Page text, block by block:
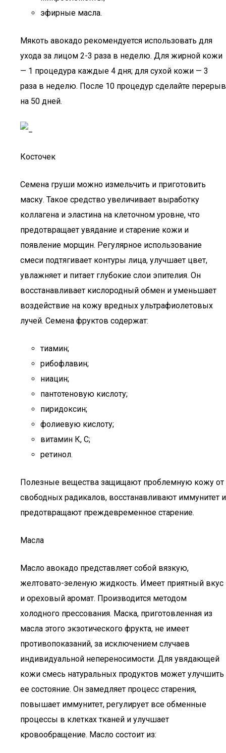
эфирные масла.
Мякоть авокадо рекомендуется использовать для
ухода за лицом 2-3 раза в неделю. Для жирной кожи
— 1 процедура каждые 4 дня; для сухой кожи — 3
раза в неделю. После 10 процедур сделайте перерыв
на 50 дней.
Косточек
Семена груши можно измельчить и приготовить
маску. Такое средство увеличивает выработку
коллагена и эластина на клеточном уровне, что
предотвращает увядание и старение кожи и
появление морщин. Регулярное использование
смеси подтягивает контуры лица, улучшает цвет,
увлажняет и питает глубокие слои эпителия. Он
восстанавливает кислородный обмен и уменьшает
воздействие на кожу вредных ультрафиолетовых
лучей. Семена фруктов содержат:
тиамин;
рибофлавин;
ниацин;
пантотеновую кислоту;
пиридоксин;
фолиевую кислоту;
витамин К, С;
ретинол.
Полезные вещества защищают проблемную кожу от
свободных радикалов, восстанавливают иммунитет и
предотвращают преждевременное старение.
Масла
Масло авокадо представляет собой вязкую,
желтовато-зеленую жидкость. Имеет приятный вкус
и ореховый аромат. Производится методом
холодного прессования. Маска, приготовленная из
масла этого экзотического фрукта, не имеет
противопоказаний, за исключением случаев
индивидуальной непереносимости. Для увядающей
кожи смесь натуральных продуктов может улучшить
ее состояние. Он замедляет процесс старения,
повышает иммунитет, регулирует все обменные
процессы в клетках тканей и улучшает
кровообращение. Масло состоит из: